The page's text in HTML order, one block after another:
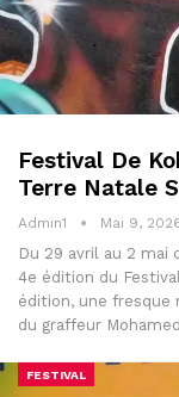
Festival De
Terre Natale
Admin1 Mai 9,
Du 29 avril au 2 mai
4e édition du
édition, une fresque
du graffeur
FESTIVAL